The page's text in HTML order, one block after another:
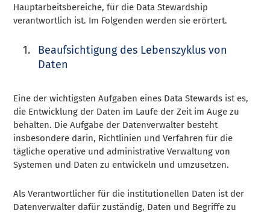
Hauptarbeitsbereiche, für die Data Stewardship
verantwortlich ist. Im Folgenden werden sie erörtert.
Beaufsichtigung des Lebenszyklus von
Daten
Eine der wichtigsten Aufgaben eines Data Stewards ist es,
die Entwicklung der Daten im Laufe der Zeit im Auge zu
behalten. Die Aufgabe der Datenverwalter besteht
insbesondere darin, Richtlinien und Verfahren für die
tägliche operative und administrative Verwaltung von
Systemen und Daten zu entwickeln und umzusetzen.
Als Verantwortlicher für die institutionellen Daten ist der
Datenverwalter dafür zuständig, Daten und Begriffe zu